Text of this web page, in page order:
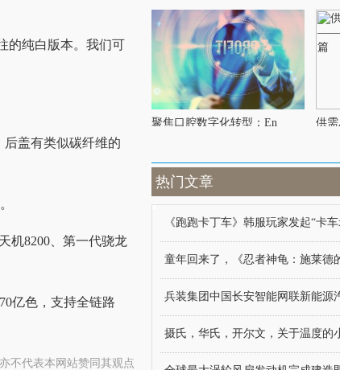
的纯白版本。我们可
后盖有类似碳纤维的
机8200、第一代骁龙
亿色，支持全链路
不代表本网站赞同其观点
聚焦口腔数字化转型：En 供
热门文章
《跑跑卡丁车》韩服玩家发起“卡
童年回来了，《忍者神龟：施莱德
兵装集团中国长安智能网联新能源
摄氏，华氏，开尔文，关于温度的